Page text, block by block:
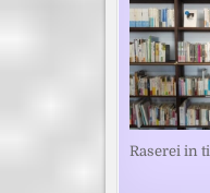
Raserei in